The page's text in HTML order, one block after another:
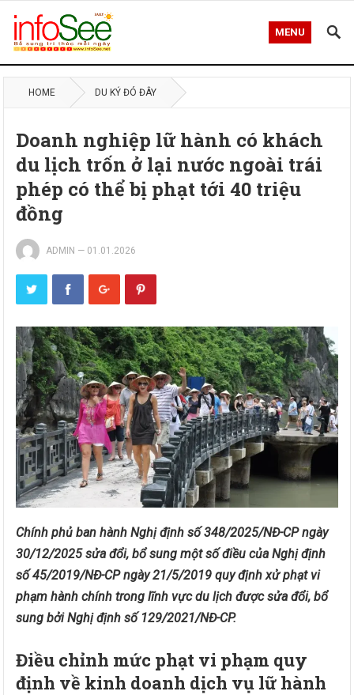
MENU
HOME DU KÝ ĐÓ ĐÂY
Doanh nghiệp lữ hành có khách
du lịch trốn ở lại nước ngoài trái
phép có thể bị phạt tới 40 triệu
đồng
ADMIN — 01.01.2026
Chính phủ ban hành Nghị định số 348/2025/NĐ-CP ngày
30/12/2025 sửa đổi, bổ sung một số điều của Nghị định
số 45/2019/NĐ-CP ngày 21/5/2019 quy định xử phạt vi
phạm hành chính trong lĩnh vực du lịch được sửa đổi, bổ
sung bởi Nghị định số 129/2021/NĐ-CP.
Điều chỉnh mức phạt vi phạm quy
định về kinh doanh dịch vụ lữ hành